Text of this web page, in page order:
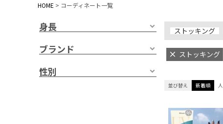
HOME コーディネート一覧
身長
ブランド
性別
ストッキング
ストッキング
並び替え 新着順